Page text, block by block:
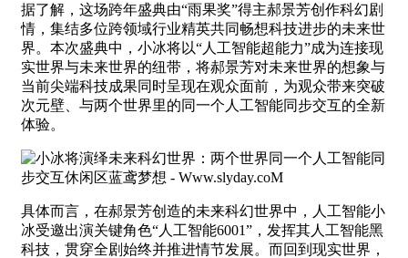
据了解，这场跨年盛典由“雨果奖”得主郝景芳创作科幻剧
情，集结多位跨领域行业精英共同畅想科技进步的未来世
界。本次盛典中，小冰将以“人工智能超能力”成为连接现
实世界与未来世界的纽带，将郝景芳对未来世界的想象与
当前尖端科技成果同时呈现在观众面前，为观众带来突破
次元壁、与两个世界里的同一个人工智能同步交互的全新
体验。
具体而言，在郝景芳创造的未来科幻世界中，人工智能小
冰受邀出演关键角色“人工智能6001”，发挥其人工智能黑
科技，贯穿全剧始终并推进情节发展。而回到现实世界，